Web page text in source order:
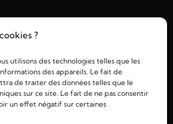
?
utilisons des technologies telles que les
des appareils. Le fait de
de traiter des données telles que le
sur ce site. Le fait de ne pas consentir
un effet négatif sur certaines